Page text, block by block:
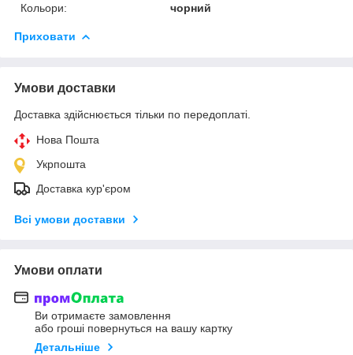
Кольори:
чорний
Приховати
Умови доставки
Доставка здійснюється тільки по передоплаті.
Нова Пошта
Укрпошта
Доставка кур'єром
Всі умови доставки
Умови оплати
Ви отримаєте замовлення
або гроші повернуться на вашу картку
Детальніше